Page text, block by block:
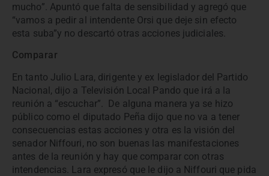
mucho”. Apuntó que falta de sensibilidad y agregó que
“vamos a pedir al intendente Orsi que deje sin efecto
esta suba”y no descartó otras acciones judiciales.
Comparar
En tanto Julio Lara, dirigente y ex legislador del Partido
Nacional, dijo a Televisión Local Pando que irá a la
reunión a “escuchar”. De alguna manera ya se hizo
público como el diputado Peña dijo que no va a tener
consecuencias estas acciones y otra es la visión del
senador Niffouri, no son buenas las manifestaciones
antes de la reunión y hay que comparar con otras
intendencias. Lara expresó que le dijo a Niffouri que pida